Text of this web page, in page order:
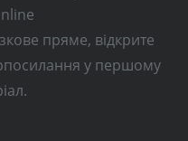
пряме, відкрите
у першому